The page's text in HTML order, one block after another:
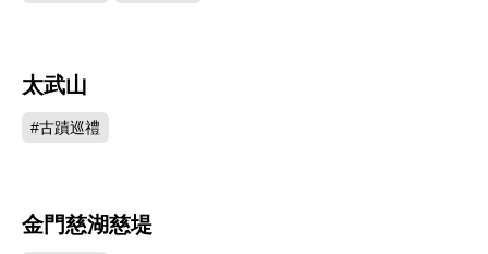
太武山
#古蹟巡禮
金門慈湖慈堤